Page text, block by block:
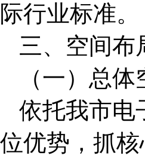
际行业标准。
三、空间布
（一）总
依托我市电
位优势，抓